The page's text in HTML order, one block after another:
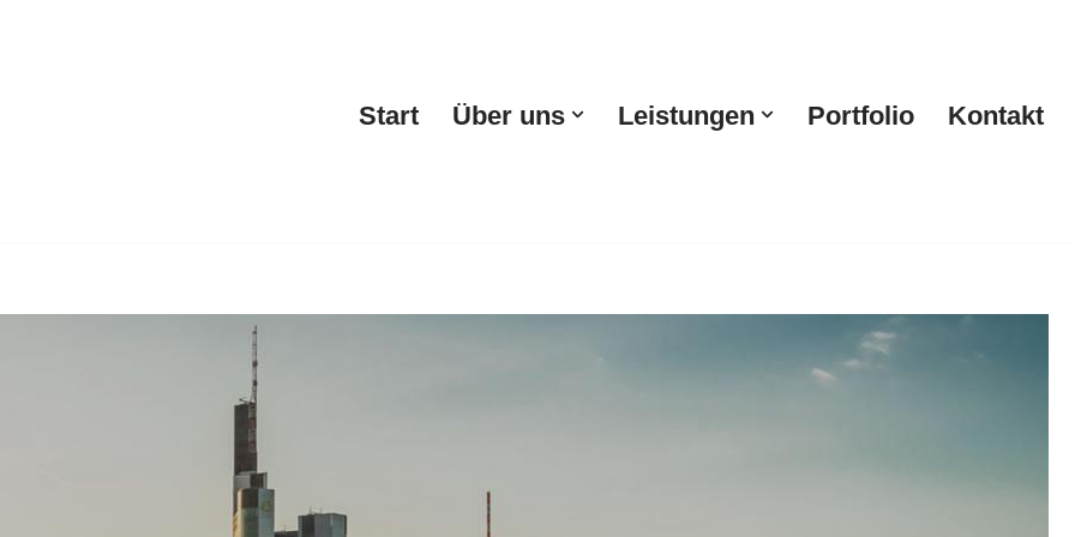
Start Über uns Leistungen Portfolio Kontakt
oder ✓Werbeagentur, Fahrzeugfolierung, Webdesign, Fahrzeugbeschriftung. Reservieren Sie ✓Werbeagentur,
✓Fahrzeugbeschriftung für Sandhausen bei Kedar & Partner. Ihr Agentur. Erleben Sie unseren Service ✉.